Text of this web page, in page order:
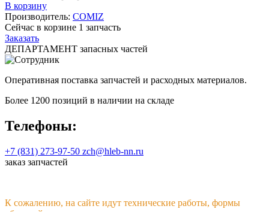
В корзину
Производитель: COMIZ
Сейчас в корзине 1 запчасть
Заказать
ДЕПАРТАМЕНТ запасных частей
Оперативная поставка запчастей и расходных материалов.
Более 1200 позиций в наличии на складе
Телефоны:
+7 (831) 273-97-50 zch@hleb-nn.ru
заказ запчастей
К сожалению, на сайте идут технические работы, формы